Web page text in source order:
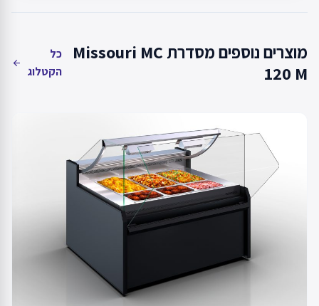
מוצרים נוספים מסדרת Missouri MC
120 M
כל
הקטלוג
arrow_back